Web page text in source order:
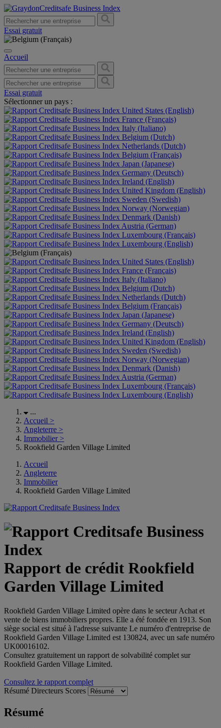
Essai gratuit
Accueil
Essai gratuit
Sélectionner un pays :
United States (English)
France (Français)
Italy (Italiano)
Belgium (Dutch)
Netherlands (Dutch)
Belgium (Français)
Japan (Japanese)
Germany (Deutsch)
Ireland (English)
United Kingdom (English)
Sweden (Swedish)
Norway (Norwegian)
Denmark (Danish)
Austria (German)
Luxembourg (Français)
Luxembourg (English)
United States (English)
France (Français)
Italy (Italiano)
Belgium (Dutch)
Netherlands (Dutch)
Belgium (Français)
Japan (Japanese)
Germany (Deutsch)
Ireland (English)
United Kingdom (English)
Sweden (Swedish)
Norway (Norwegian)
Denmark (Danish)
Austria (German)
Luxembourg (Français)
Luxembourg (English)
...
Accueil >
Angleterre >
Immobilier >
Rookfield Garden Village Limited
Accueil
Angleterre
Immobilier
Rookfield Garden Village Limited
Rapport de crédit Rookfield
Garden Village Limited
Rookfield Garden Village Limited opère dans le secteur Achat et
vente de biens immobiliers propres. Elle a été fondée en 1913. Son
siège social est situé à l'adresse suivante Le numéro d'entreprise de
Rookfield Garden Village Limited est 130824, avec un safe numéro
UK00016102.
Consultez gratuitement un rapport de solvabilité complet sur
Rookfield Garden Village Limited.
Consultez le rapport complet
Résumé Directeurs Scores
Résumé